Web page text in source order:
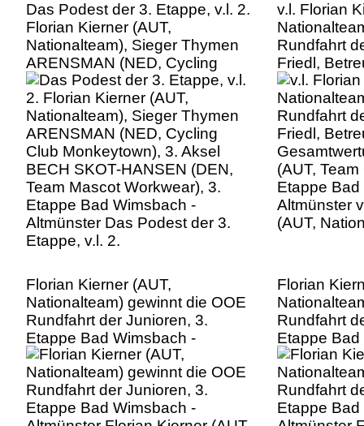
Das Podest der 3. Etappe, v.l. 2.
Florian Kierner (AUT,
Nationalteam), Sieger Thymen
ARENSMAN (NED, Cycling
Club Monkeytown), 3. Aksel
BECH SKOT-HANSEN (DEN,
Team Mascot Workwear), 3.
Etappe Bad Wimsbach -
Altmünster Das Podest der 3.
Etappe, v.l. 2.
v.l. Florian
Rundfahrt
Friedl,
(AUT,
Etappe
Altmünster
(AUT,
Florian Kierner (AUT,
Nationalteam) gewinnt die OOE
Rundfahrt der Junioren, 3.
Etappe Bad Wimsbach -
Altmünster Florian Kierner (AUT,
Nationalteam) gewinnt die OOE
Rundfahrt der Junioren, 3.
Etappe Bad Wimsbach -
Florian
Rundfahrt
Etappe
Altmünster
Rundfahrt
Etappe